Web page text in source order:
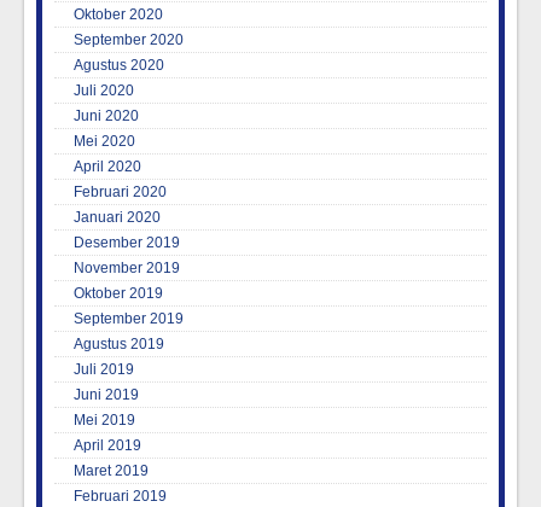
Oktober 2020
September 2020
Agustus 2020
Juli 2020
Juni 2020
Mei 2020
April 2020
Februari 2020
Januari 2020
Desember 2019
November 2019
Oktober 2019
September 2019
Agustus 2019
Juli 2019
Juni 2019
Mei 2019
April 2019
Maret 2019
Februari 2019